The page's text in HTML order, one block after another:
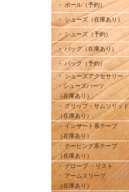
・ ボール（予約）
・ シューズ（在庫あり）
・ シューズ（予約）
・ バッグ（在庫あり）
・ バッグ（予約）
・ シューズアクセサリー
・シューズパーツ
（在庫あり）
・ グリップ・サムソリッド
（在庫あり）
・ インサート系テープ
（在庫あり）
・ テーピング系テープ
（在庫あり）
・ グローブ ・リスト
・ アームスリーブ
（在庫あり）